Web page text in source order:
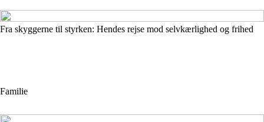
Fra skyggerne til styrken: Hendes rejse mod selvkærlighed og frihed
Familie